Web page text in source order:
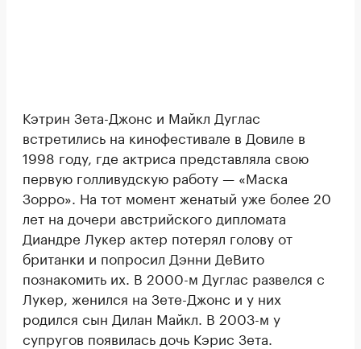
Кэтрин Зета-Джонс и Майкл Дуглас
встретились на кинофестивале в Довиле в
1998 году, где актриса представляла свою
первую голливудскую работу — «Маска
Зорро». На тот момент женатый уже более 20
лет на дочери австрийского дипломата
Диандре Лукер актер потерял голову от
британки и попросил Дэнни ДеВито
познакомить их. В 2000-м Дуглас развелся с
Лукер, женился на Зете-Джонс и у них
родился сын Дилан Майкл. В 2003-м у
супругов появилась дочь Кэрис Зета.